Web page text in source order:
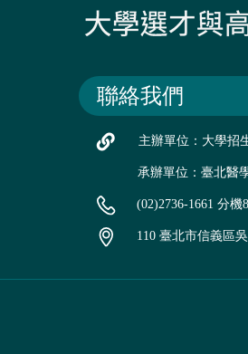
聯絡我們
主辦單位：大學招
承辦單位：臺北醫
(02)2736-1661 分機
110 臺北市信義區